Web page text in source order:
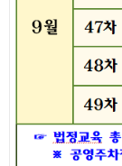
구인구직
협회주요사업
협회회원사
2024년
위원회,
의 결과